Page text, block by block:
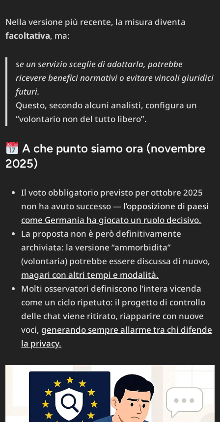
Nella versione più recente, la misura diventa
facoltativa, ma:
se un servizio sceglie di adottarla, potrebbe
ricevere benefici normativi o evitare vincoli giuridici
futuri.
Questo, secondo alcuni analisti, configura un
“volontario non del tutto libero”.
A che punto siamo ora (novembre
2025)
Il voto obbligatorio previsto per ottobre 2025
non ha avuto successo — l’opposizione di paesi
come Germania ha giocato un ruolo decisivo.
La proposta non è però definitivamente
archiviata: la versione “ammorbidita”
(volontaria) potrebbe essere discussa di nuovo,
magari con altri tempi e modalità.
Molti osservatori definiscono l’intera vicenda
come un ciclo ripetuto: il progetto di controllo
delle chat viene ritirato, riapparire con nuove
voci, generando sempre allarme tra chi difende
la privacy.